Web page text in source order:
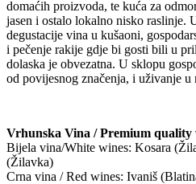
domaćih proizvoda, te kuća za
jasen i ostalo lokalno nisko raslinje.
degustacije vina u kušaoni,
i pečenje rakije gdje bi gosti bili u
dolaska je obvezatna. U sklopu
od povijesnog značenja, i uživanje
Vrhunska Vina / Premium quality
Bijela vina/White wines: Kosara
(Žilavka)
Crna vina / Red wines: Ivaniš